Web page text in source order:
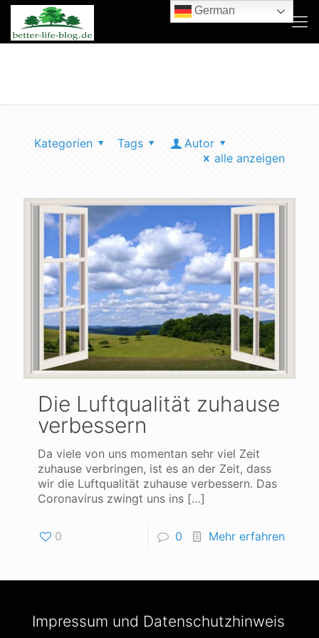
Kategorien Tags
Autor
alle anzeigen
Die Luftqualität zuhause
verbessern
Da viele von uns momentan sehr viel Zeit
zuhause verbringen, ist es an der Zeit, dass
wir die Luftqualität zuhause verbessern. Das
Coronavirus zwingt uns ins […]
0 0 Mehr erfahren
Impressum und Datenschutzhinweis
German